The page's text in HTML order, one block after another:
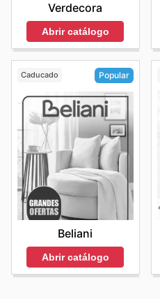
Verdecora
Abrir catálogo
Caducado Popular
Beliani
Abrir catálogo